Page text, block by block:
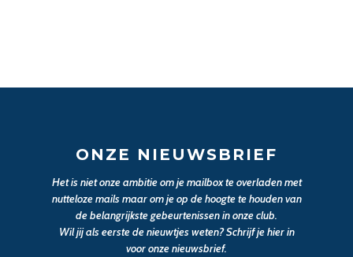
ONZE NIEUWSBRIEF
Het is niet onze ambitie om je mailbox te overladen met
nutteloze mails maar om je op de hoogte te houden van
de belangrijkste gebeurtenissen in onze club.
Wil jij als eerste de nieuwtjes weten? Schrijf je hier in
voor onze nieuwsbrief.